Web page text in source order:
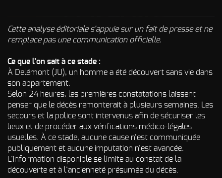
morts - Odeur
Rongeurs
Renfermé
Odeur de
Restauration -
Odeur de
Friture, de
Gras
Odeur de
Tabac
INTERVENTIONS
QUI SOMMES-
NOUS ?
CONTACT
Cette analyse éditoriale s’appuie sur un fait de presse et ne
remplace pas une communication officielle.
Ce que l’on sait à ce stade :
À Delémont (JU), un homme a été découvert sans vie dans
son appartement.
Selon 24 heures, les premières constatations laissent
penser que le décès remonterait à plusieurs semaines. Les
secours et la police sont intervenus afin de sécuriser les
lieux et de procéder aux vérifications médico-légales
usuelles. À ce stade, aucune cause n’est communiquée
publiquement et aucune imputation n’est avancée.
L’information disponible se limite au constat de la
découverte et à l’ancienneté présumée du décès.